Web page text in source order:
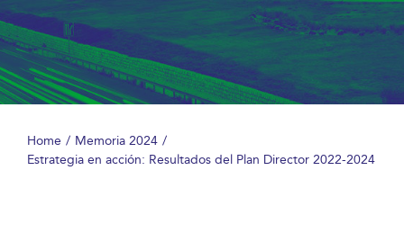
Home
Memoria 2024
Estrategia en acción: Resultados del Plan Director 2022-2024